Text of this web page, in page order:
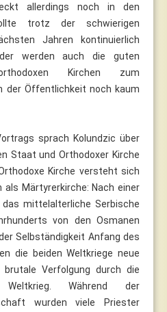
allerdings noch in den
trotz der schwierigen
Jahren kontinuierlich
werden auch die guten
Kirchen zum
der Öffentlichkeit noch kaum
sprach Kolundzic über
Staat und Orthodoxer Kirche
Kirche versteht sich
Märtyrerkirche: Nach einer
mittelalterliche Serbische
von den Osmanen
Selbständigkeit Anfang des
die beiden Weltkriege neue
Verfolgung durch die
Während der
wurden viele Priester